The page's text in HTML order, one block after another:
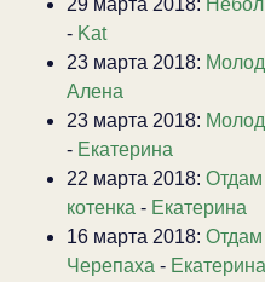
- Kat
23 марта 2018:
Алена
23 марта 2018:
- Екатерина
22 марта 2018:
котенка - Екатерина
16 марта 2018: Отдам
Черепаха - Екатерина